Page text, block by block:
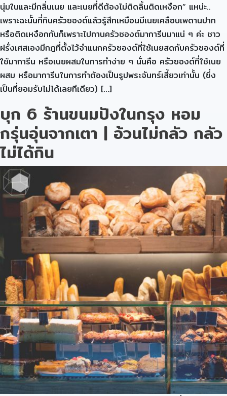
นุ่มในและมีกลิ่นเนย และเนยที่ดีต้องไม่ติดลิ้นติดเหงือก” แหน่ะ..
เพราะฉะนั้นที่กินครัวซองต์แล้วรู้สึกเหมือนมีเนยเคลือบเพดานปาก
หรือติดเหงือกกันก็เพราะไปทานครัวซองต์มาการีนมาแน่ ๆ ค่ะ ชาว
ฝรั่งเศสเองมีกฎที่ตั้งไว้จำแนกครัวซองต์ที่ใช้เนยสดกับครัวซองต์ที่
ใช้มาการีน หรือเนยผสมในการทำง่าย ๆ นั่นคือ ครัวซองต์ที่ใช้เนย
ผสม หรือมาการีนในการทำต้องเป็นรูปพระจันทร์เสี้ยวเท่านั้น (ซึ่ง
เป็นที่ยอมรับไม่ได้เลยทีเดียว) […]
บุก 6 ร้านขนมปังในกรุง หอม
กรุ่นอุ่นจากเตา | อ้วนไม่กลัว กลัว
ไม่ได้กิน